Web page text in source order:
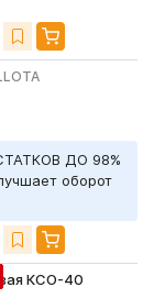
ДО 98%
оборот
КСО-40